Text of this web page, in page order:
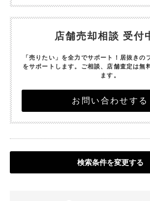
店舗売却相談 受付
「売りたい」を全力でサポート！ 居抜きの
をサポートします。 ご相談、店舗査定は無
ます。
お問い合わせする
検索条件を変更する